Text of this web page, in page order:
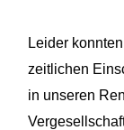
Leider
zeitlichen
in unseren